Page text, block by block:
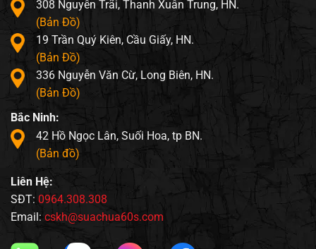
308 Nguyễn Trãi, Thanh Xuân Trung, HN.
(Bản Đồ)
19 Trần Quý Kiên, Cầu Giấy, HN.
(Bản Đồ)
336 Nguyễn Văn Cừ, Long Biên, HN.
(Bản Đồ)
Bắc Ninh:
42 Hồ Ngọc Lân, Suối Hoa, tp BN.
(Bản đồ)
Liên Hệ:
SĐT: 0964.308.308
Email: cskh@suachua60s.com